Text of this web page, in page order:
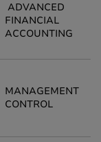
ADVANCED
FINANCIAL
ACCOUNTING
MANAGEMENT
CONTROL